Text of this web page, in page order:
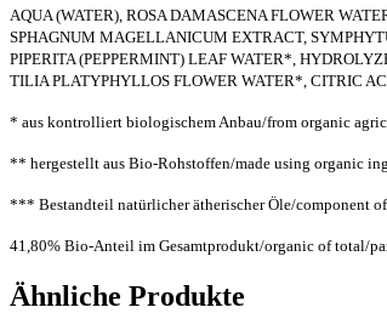
AQUA (WATER), ROSA DAMASCENA FLOWER
SPHAGNUM MAGELLANICUM EXTRACT,
PIPERITA (PEPPERMINT) LEAF WATER*,
TILIA PLATYPHYLLOS FLOWER WATER*, CITRIC
* aus kontrolliert biologischem Anbau/from organic
** hergestellt aus Bio-Rohstoffen/made using organic
*** Bestandteil natürlicher ätherischer Öle/component
41,80% Bio-Anteil im Gesamtprodukt/organic of total/
Ähnliche Produkte